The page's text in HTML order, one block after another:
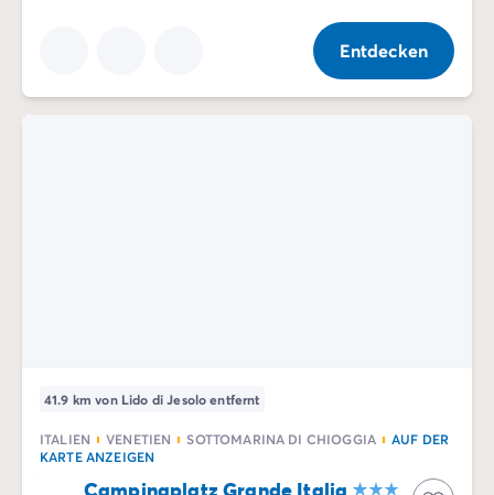
Entdecken
41.9 km von Lido di Jesolo entfernt
ITALIEN VENETIEN SOTTOMARINA DI CHIOGGIA
AUF DER
KARTE ANZEIGEN
Campingplatz Grande Italia